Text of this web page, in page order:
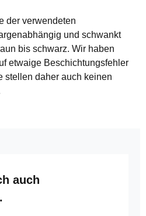
der verwendeten
und schwankt
bis schwarz. Wir haben
etwaige Beschichtungsfehler
stellen daher auch keinen
auch